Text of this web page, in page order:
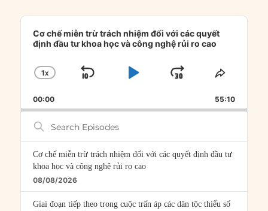
Audio
Player
Cơ chế miễn trừ trách nhiệm đối với các quyết
định đầu tư khoa học và công nghệ rủi ro cao
CHANGE
RATE
1X
SKIP
PLAYJUMP
FORWARD
SHARE
00:00 55:10
Search
Episodes
Cơ chế miễn trừ trách nhiệm đối với các quyết định đầu tư
khoa học và công nghệ rủi ro cao
08/08/2026
Giai đoạn tiếp theo trong cuộc trấn áp các dân tộc thiểu số